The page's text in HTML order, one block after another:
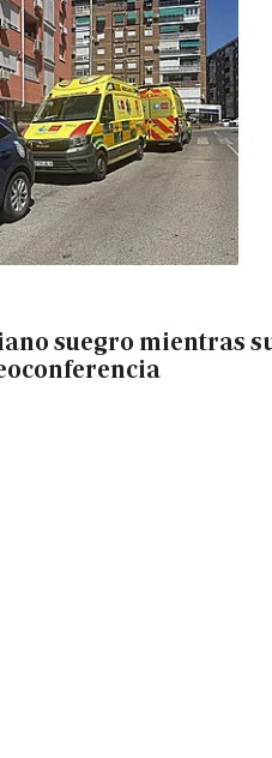
suegro mientras